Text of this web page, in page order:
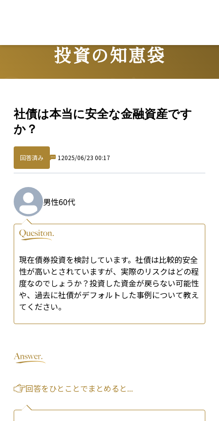
投資の知恵袋
社債は本当に安全な金融資産です
か？
回答済み 1 2025/06/23 00:17
男性60代
現在債券投資を検討しています。社債は比較的安全
性が高いとされていますが、実際のリスクはどの程
度なのでしょうか？投資した資金が戻らない可能性
や、過去に社債がデフォルトした事例について教え
てください。
回答をひとことでまとめると...